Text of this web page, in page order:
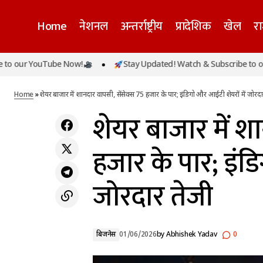
Home नेशनल अन्तर्राष्ट्रीय प्रादेशिक खेल
पश्चिम बंगाल में महिलाओं के लिए सरकारी बसों में
शेयर
Now! Stay Updated! Watch & Subscribe to our
Home»शेयर बाजार में शानदार वापसी, सेंसेक्स 75 हजार के पार; इंडिगो और आईटी शेयरों में
शेयर बाजार में
हजार के पार;
जोरदार तेजी
बिजनेस 01/06/2026byAbhishek Yadav 0